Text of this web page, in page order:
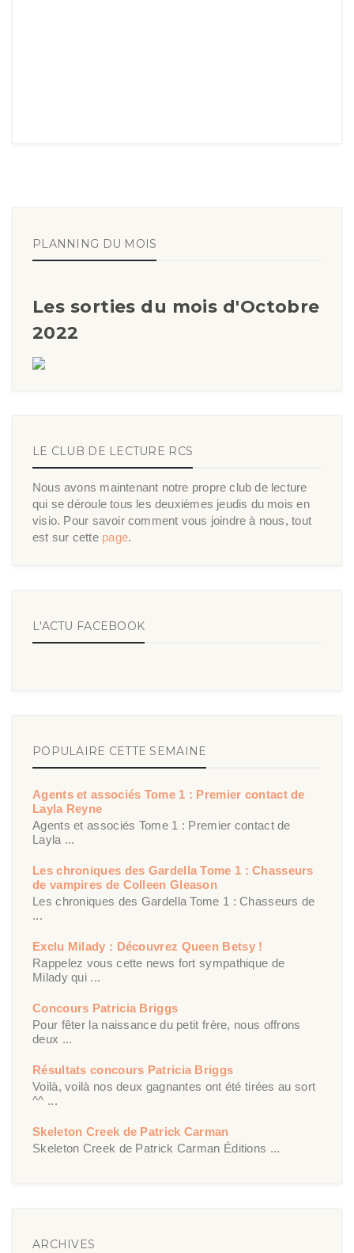
PLANNING DU MOIS
Les sorties du mois d'Octobre
2022
LE CLUB DE LECTURE RCS
Nous avons maintenant notre propre club de lecture
qui se déroule tous les deuxièmes jeudis du mois en
visio. Pour savoir comment vous joindre à nous, tout
est sur cette page.
L'ACTU FACEBOOK
POPULAIRE CETTE SEMAINE
Agents et associés Tome 1 : Premier contact de
Layla Reyne
Agents et associés Tome 1 : Premier contact de
Layla ...
Les chroniques des Gardella Tome 1 : Chasseurs
de vampires de Colleen Gleason
Les chroniques des Gardella Tome 1 : Chasseurs de
...
Exclu Milady : Découvrez Queen Betsy !
Rappelez vous cette news fort sympathique de
Milady qui ...
Concours Patricia Briggs
Pour fêter la naissance du petit frère, nous offrons
deux ...
Résultats concours Patricia Briggs
Voilà, voilà nos deux gagnantes ont été tirées au sort
^^ ...
Skeleton Creek de Patrick Carman
Skeleton Creek de Patrick Carman Éditions ...
ARCHIVES